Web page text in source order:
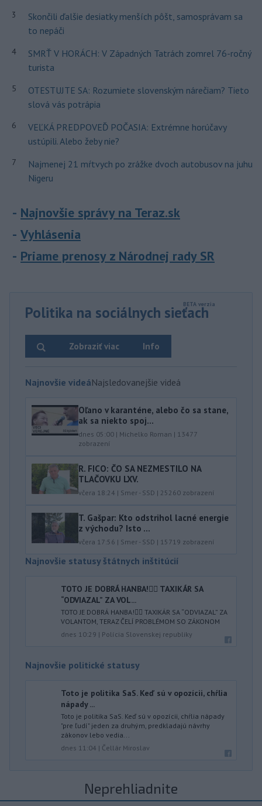
3
Skončili ďalšie desiatky menších pôšt, samosprávam sa
to nepáči
4
SMRŤ V HORÁCH: V Západných Tatrách zomrel 76-ročný
turista
5
OTESTUJTE SA: Rozumiete slovenským nárečiam? Tieto
slová vás potrápia
6
VEĽKÁ PREDPOVEĎ POČASIA: Extrémne horúčavy
ustúpili. Alebo žeby nie?
7
Najmenej 21 mŕtvych po zrážke dvoch autobusov na juhu
Nigeru
Najnovšie správy na Teraz.sk
Vyhlásenia
Priame prenosy z Národnej rady SR
Politika na sociálnych sieťach
Info
Zobraziť viac
Najnovšie videáNajsledovanejšie videá
Oľano v karanténe, alebo čo sa stane,
ak sa niekto spoj...
dnes 05:00 | Michelko Roman | 13477
zobrazení
R. FICO: ČO SA NEZMESTILO NA
TLAČOVKU LXV.
včera 18:24 | Smer - SSD | 25260 zobrazení
T. Gašpar: Kto odstrihol lacné energie
z východu? Isto ...
včera 17:56 | Smer - SSD | 15719 zobrazení
Najnovšie statusy štátnych inštitúcií
TOTO JE DOBRÁ HANBA!🤦‍♂️ TAXIKÁR SA
“ODVIAZAL” ZA VOL...
TOTO JE DOBRÁ HANBA!🤦‍♂️ TAXIKÁR SA “ODVIAZAL” ZA
VOLANTOM, TERAZ ČELÍ PROBLÉMOM SO ZÁKONOM
dnes 10:29 | Polícia Slovenskej republiky
Najnovšie politické statusy
Toto je politika SaS. Keď sú v opozícii, chŕlia
nápady ...
Toto je politika SaS. Keď sú v opozícii, chŕlia nápady
"pre ľudí" jeden za druhým, predkladajú návrhy
zákonov lebo vedia...
dnes 11:04 | Čellár Miroslav
Neprehliadnite